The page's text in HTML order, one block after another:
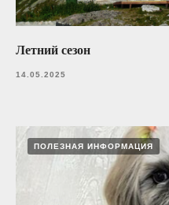
Летний сезон
14.05.2025
ПОЛЕЗНАЯ ИНФОРМАЦИЯ